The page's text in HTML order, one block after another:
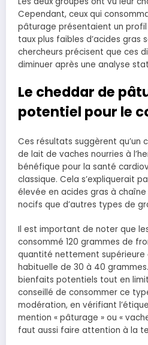
Cependant, ceux qui
pâturage présentaient un
taux plus faibles d’acides gras
chercheurs précisent que ces
diminuer après une analyse
Le cheddar de
potentiel pour le
Ces résultats suggèrent qu’un
de lait de vaches nourries à
bénéfique pour la santé
classique. Cela s’expliquerait
élevée en acides gras à
nocifs que d’autres types de
Il est important de noter que
consommé 120 grammes de
quantité nettement supérieure
habituelle de 30 à 40
bienfaits potentiels tout en
conseillé de consommer ce
modération, en vérifiant
mention « pâturage » ou «
faut aussi faire attention à la